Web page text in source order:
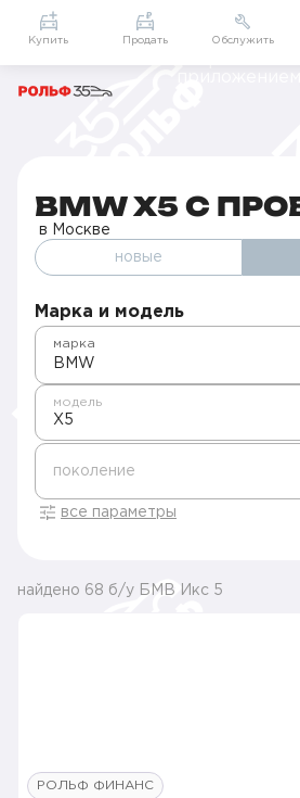
Приложение
Мой РОЛЬФ
BMW X5 С
в Москве
новые
Марка и модель
BMW
марка
X5
модель
поколение
все параметры
найдено 68 б/у БМВ Икс 5
РОЛЬФ ФИНАНС
Купить Продать Обслужить